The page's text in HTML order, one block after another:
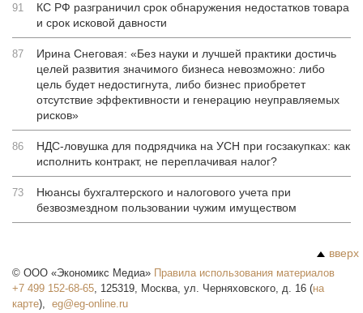
91
КС РФ разграничил срок обнаружения недостатков товара
и срок исковой давности
87
Ирина Снеговая: «Без науки и лучшей практики достичь
целей развития значимого бизнеса невозможно: либо
цель будет недостигнута, либо бизнес приобретет
отсутствие эффективности и генерацию неуправляемых
рисков»
86
НДС-ловушка для подрядчика на УСН при госзакупках: как
исполнить контракт, не переплачивая налог?
73
Нюансы бухгалтерского и налогового учета при
безвозмездном пользовании чужим имуществом
вверх
© ООО «Экономикс Медиа» Правила использования материалов
+7 499 152-68-65, 125319, Москва, ул. Черняховского, д. 16 (на
карте),